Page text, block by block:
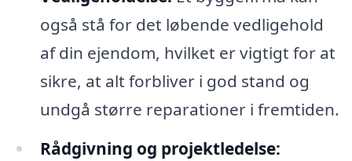
også stå for det løbende vedligehold
af din ejendom, hvilket er vigtigt for at
sikre, at alt forbliver i god stand og
undgå større reparationer i fremtiden.
Rådgivning og projektledelse: